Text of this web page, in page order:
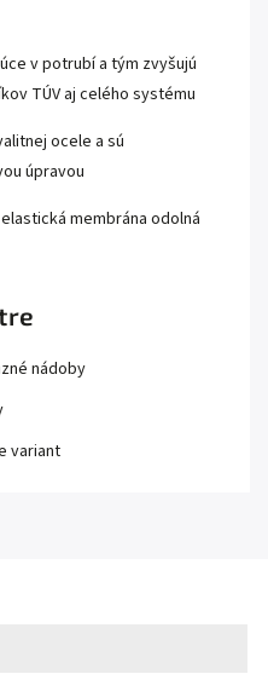
v potrubí a tým zvyšujú
TÚV aj celého systému
ocele a sú
úpravou
membrána odolná
nádoby
variant